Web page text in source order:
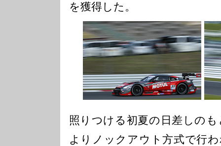
を獲得した。
照りつける初夏の日差しの
よりノックアウト方式で行